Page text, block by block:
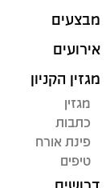
מבצעים
אירועים
מגזין הקניון
מגזין
כתבות
פינת אורח
טיפים